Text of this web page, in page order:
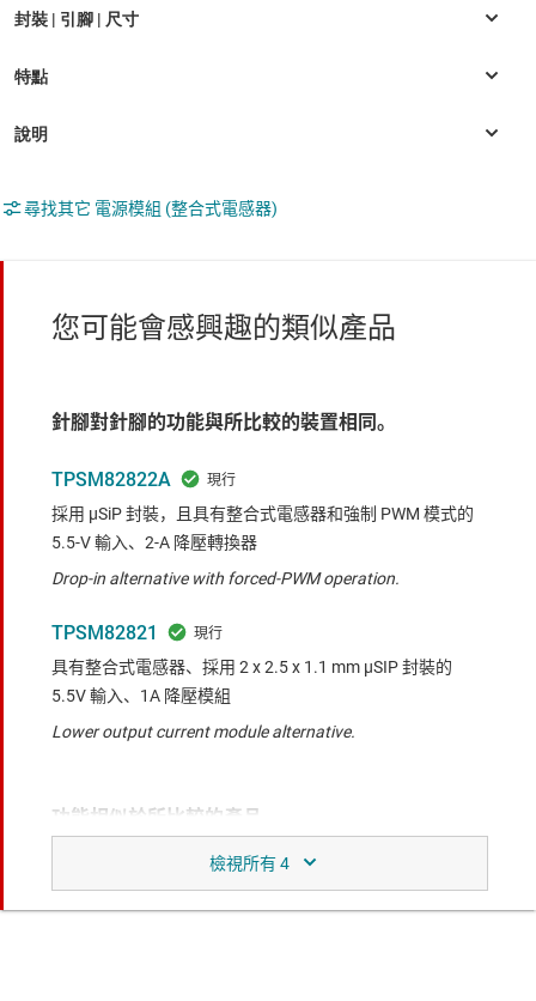
尋找其它 電源模組 (整合式電感器)
您可能會感興趣的類似產品
針腳對針腳的功能與所比較的裝置相同。
TPSM82822A
採用 µSiP 封裝，且具有整合式電感器和強制 PWM 模式的
5.5-V 輸入、2-A 降壓轉換器
Drop-in alternative with forced-PWM operation.
TPSM82821
具有整合式電感器、採用 2 x 2.5 x 1.1 mm μSIP 封裝的
5.5V 輸入、1A 降壓模組
Lower output current module alternative.
功能相似於所比較的產品。
具整合式電感器、採用 2.0-mm × 2.5-mm × 1.1-mm uSiP 封